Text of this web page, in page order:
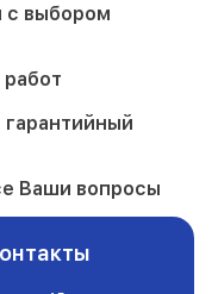
с выбором
Ваши вопросы